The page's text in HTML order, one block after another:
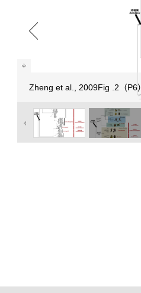
Zheng et al., 2009Fig .2（P6